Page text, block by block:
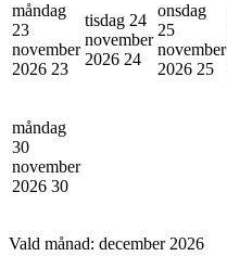
måndag
23
november
2026 23
tisdag 24
november
2026 24
onsdag
25
november
2026 25
måndag
30
november
2026 30
Vald månad: december 2026